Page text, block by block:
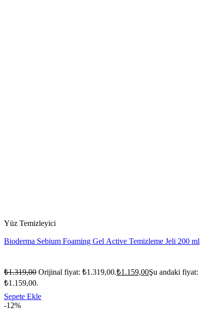
Yüz Temizleyici
Bioderma Sebium Foaming Gel Active Temizleme Jeli 200 ml
₺1.319,00 Orijinal fiyat: ₺1.319,00.₺1.159,00Şu andaki fiyat:
₺1.159,00.
Sepete Ekle
-12%